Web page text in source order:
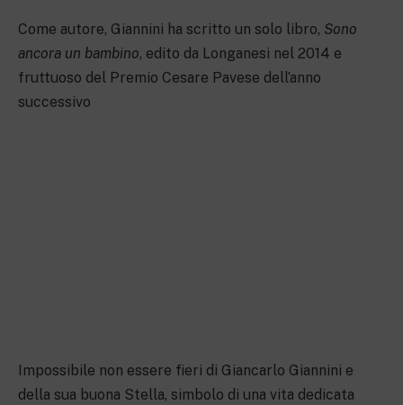
Come autore, Giannini ha scritto un solo libro, Sono
ancora un bambino, edito da Longanesi nel 2014 e
fruttuoso del Premio Cesare Pavese dell’anno
successivo
Impossibile non essere fieri di Giancarlo Giannini e
della sua buona Stella, simbolo di una vita dedicata